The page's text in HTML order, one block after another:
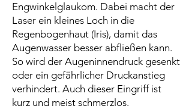
Engwinkelglaukom. Dabei macht der
Laser ein kleines Loch in die
Regenbogenhaut (Iris), damit das
Augenwasser besser abfließen kann.
So wird der Augeninnendruck gesenkt
oder ein gefährlicher Druckanstieg
verhindert. Auch dieser Eingriff ist
kurz und meist schmerzlos.